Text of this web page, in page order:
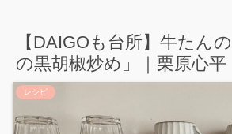
【DAIGOも台所】牛たん
の黒胡椒炒め」｜栗原心平
レシピ